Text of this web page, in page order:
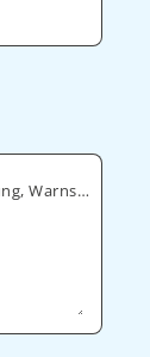
Standard Arbeitskleidung, PSA Sicherheitskleidung, Warnschutz, ESD